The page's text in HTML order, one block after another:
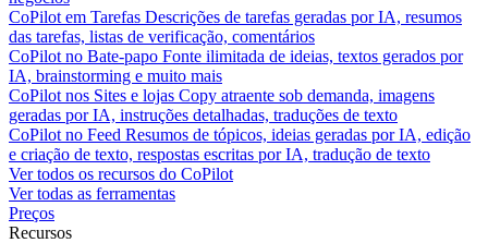
CoPilot em Tarefas Descrições de tarefas geradas por IA, resumos
das tarefas, listas de verificação, comentários
CoPilot no Bate-papo Fonte ilimitada de ideias, textos gerados por
IA, brainstorming e muito mais
CoPilot nos Sites e lojas Copy atraente sob demanda, imagens
geradas por IA, instruções detalhadas, traduções de texto
CoPilot no Feed Resumos de tópicos, ideias geradas por IA, edição
e criação de texto, respostas escritas por IA, tradução de texto
Ver todos os recursos do CoPilot
Ver todas as ferramentas
Preços
Recursos